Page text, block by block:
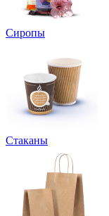
Сиропы
Стаканы